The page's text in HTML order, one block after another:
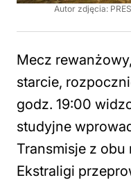
Autor zdjęcia:
Mecz
starcie,
godz. 19:00
studyjne
Transmisje z obu
Ekstraligi